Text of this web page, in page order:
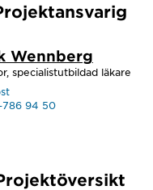
Wennberg
specialistutbildad läkare
94 50